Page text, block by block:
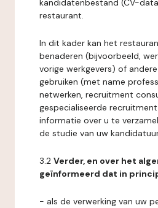
kandidatenbestand (CV-
restaurant.
In dit kader kan het
benaderen (bijvoorbeeld,
vorige werkgevers) of
gebruiken (met name
netwerken, recruitment
gespecialiseerde
informatie over u te
de studie van uw
3.2 Verder, en over het
geïnformeerd dat in
- als de verwerking van uw